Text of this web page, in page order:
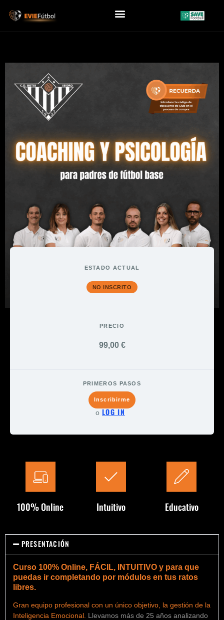
ESTADO ACTUAL
NO INSCRITO
PRECIO
99,00 €
PRIMEROS PASOS
Inscribirme
o LOG IN
100% Online Intuitivo Educativo
PRESENTACIÓN
Curso 100% Online, FÁCIL, INTUITIVO y para que
puedas ir completando por módulos en tus ratos
libres.
Gran equipo profesional con un único objetivo, la gestión de la
Inteligencia Emocional. Llevamos más de 25 años analizando